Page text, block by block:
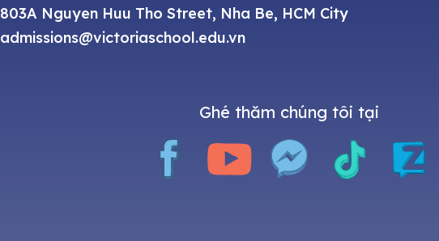
803A Nguyen Huu Tho Street, Nha Be, HCM City
admissions@victoriaschool.edu.vn
Ghé thăm chúng tôi tại